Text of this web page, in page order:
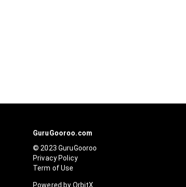
GuruGooroo.com
© 2023 GuruGooroo
Privacy Policy
Term of Use
Powered by OrbitX